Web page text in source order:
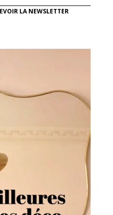
LA NEWSLETTER